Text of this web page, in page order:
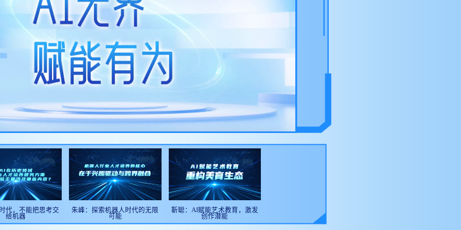
代，不能把思考交
给机器
朱峰：探索机器人时代的无限
可能
靳聪：AI赋能艺术教育，激发
创作潜能